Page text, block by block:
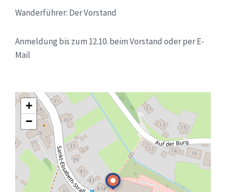
Wanderführer: Der Vorstand
Anmeldung bis zum 12.10. beim Vorstand oder per E-
Mail
+
−